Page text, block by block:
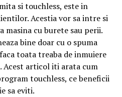
si touchless, este in
Acestia vor sa intre si
masina cu burete sau perii.
bine doar cu o spuma
toata treaba de inmuiere
Acest articol iti arata cum
touchless, ce beneficii
sa eviti.